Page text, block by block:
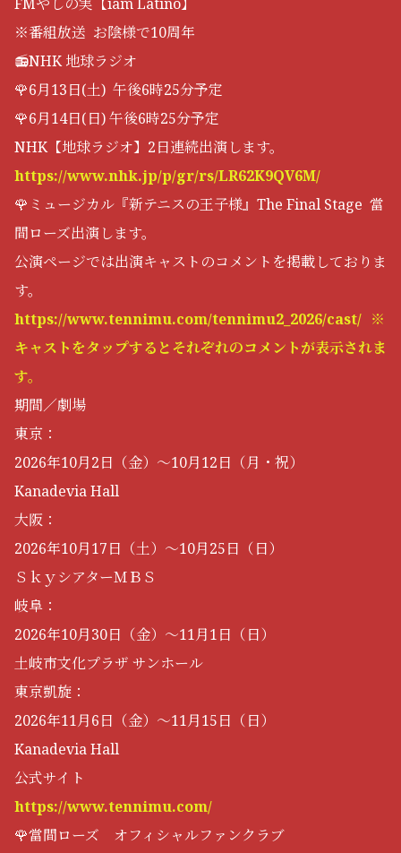
※番組放送 お陰様で10周年
📻NHK 地球ラジオ
🌹6月13日(土) 午後6時25分予定
🌹6月14日(日) 午後6時25分予定
NHK【地球ラジオ】2日連続出演します。
https://www.nhk.jp/p/gr/rs/LR62K9QV6M/
🌹ミュージカル『新テニスの王子様』The Final Stage 當
間ローズ出演します。
公演ページでは出演キャストのコメントを掲載しておりま
す。
https://www.tennimu.com/tennimu2_2026/cast/ ※
キャストをタップするとそれぞれのコメントが表示されま
す。
期間／劇場
東京：
2026年10月2日（金）～10月12日（月・祝）
Kanadevia Hall
大阪：
2026年10月17日（土）～10月25日（日）
ＳｋｙシアターＭＢＳ
岐阜：
2026年10月30日（金）～11月1日（日）
土岐市文化プラザ サンホール
東京凱旋：
2026年11月6日（金）～11月15日（日）
Kanadevia Hall
公式サイト
https://www.tennimu.com/
🌹當間ローズ オフィシャルファンクラブ